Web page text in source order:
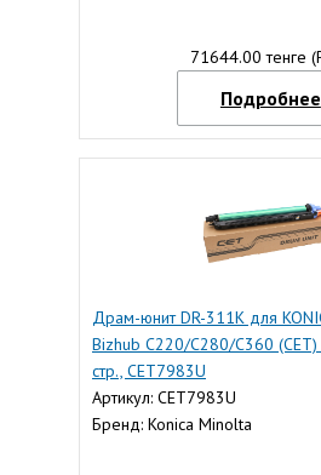
71644.00 тенге
Подробнее
Драм-юнит DR-311K для
Bizhub C220/C280/C360
стр., CET7983U
Артикул: CET7983U
Бренд: Konica Minolta